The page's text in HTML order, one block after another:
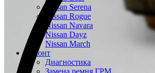
Nissan Serena
Nissan Rogue
Nissan Navara
Nissan Dayz
Nissan March
Ремонт
Диагностика
Замена ремня ГРМ